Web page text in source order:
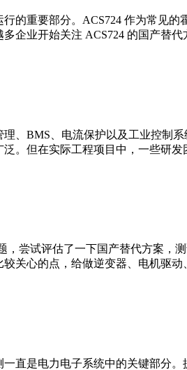
的重要部分。ACS724 作为常见
企业开始关注 ACS724 的国产替
、BMS、电流保护以及工业控制
。但在实际工程项目中，一些研
尝试评估了一下国产替代方案，
关心的点，给做逆变器、电机驱
直是电力电子系统中的关键部分